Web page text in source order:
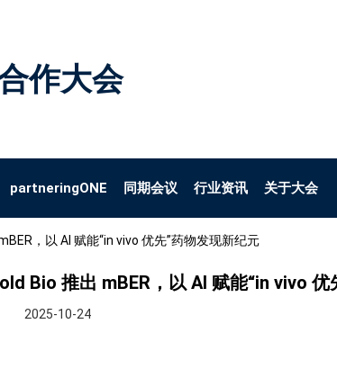
作大会
partneringONE 同期会议 行业资讯 关于大会
，以 AI 赋能“in vivo 优先”药物发现新纪元
Bio 推出 mBER，以 AI 赋能“in vivo 优
2025-10-24